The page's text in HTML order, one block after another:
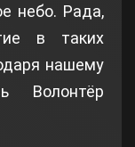
небо. Рада,
в таких
нашему
Волонтёр